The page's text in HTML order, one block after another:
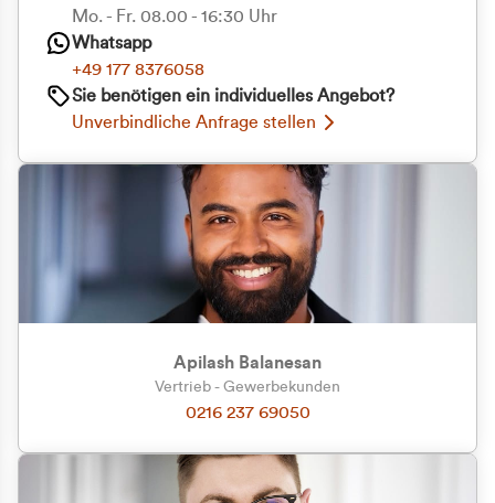
Mo. - Fr. 08.00 - 16:30 Uhr
Whatsapp
+49 177 8376058
Sie benötigen ein individuelles Angebot?
Unverbindliche Anfrage stellen
Apilash Balanesan
Vertrieb - Gewerbekunden
0216 237 69050